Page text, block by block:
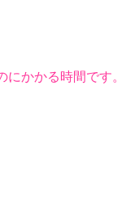
かかる時間です。